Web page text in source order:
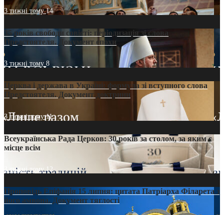
3 тижні тому14
35 років свободи совісті: періодизація зі слова
Предстоятеля. Документ епохи
3 тижні тому 8
Церква і держава в Україні: формула зі вступного слова
Предстоятеля. Документ доктрини
3 тижні тому11
Всеукраїнська Рада Церков: 30 років за столом, за яким є
місце всім
3 тижні тому12
Проповідь Епіфанія 15 липня: цитата Патріарха Філарета з
його амвона. Документ тяглості